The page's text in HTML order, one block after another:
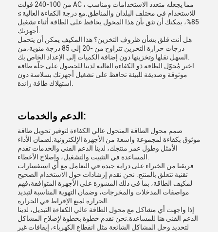
من 100-240 فولت AC ، مما يجعله متعدد الاستخدامات ومناسب
للاستخدام في مختلف البلدان والمناطق.مع درجة الكفاءة العالية ≥
85%، يمكنك أن تثق بأن هذا المحول يحافظ على الطاقة أثناء تشغيل
هل أنت قلق بشأن ظروف التخزين؟ هذا المكيف يمكن أن يتحمل
درجات حرارة التخزين تتراوح من -20 إلى 85 درجة مئوية،من
اختر مُحوّل الطاقة ذو الكفاءة العالية لدينا للحصول على حلّة طاقة
موثوقة وصديقة للبيئة تحافظ على تشغيل أجهزتك بسلاسة دون
الدعم والخدمات:
صمم محول الطاقة المتحول عالي الكفاءة لتوفير تحويل طاقة
موثوق بكفاءة لمجموعة واسعة من الأجهزة الإلكترونية.لضمان الأداء
الأمثل وطول عمر منتجك، لدينا الدعم الفني والخدمات تقدم
فريقنا من الخبراء على دراية جيدة في التعامل مع أي استفسارات
تقنية تتعلق بالمنتج. نحن نقدم إرشادات حول الاستخدام الصحيح
لمكيف الطاقة، بما في ذلك المشورة على الأجهزة المتوافقة،فهم
مواصفات المدخلات والمخرجات، وضمان التهوية المناسبة لتبديد
إذا واجهت أي مشاكل مع محول الطاقة عالي الكفاءة التبديل، لدينا
الدعم الفني هنا للمساعدة.نحن نقدم خطوة بخطوة لإصلاح المشاكل
لتحديد وحل المشاكل الشائعة مثل انقطاع الكهرباء، إيقافات غير